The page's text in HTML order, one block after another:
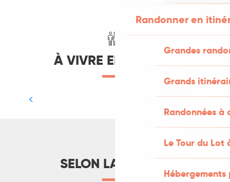
Randonner en
Grandes
Grands
Randonnées
Le Tour du Lot
À VIVRE EN FAMILLE
SELON LA SAISON